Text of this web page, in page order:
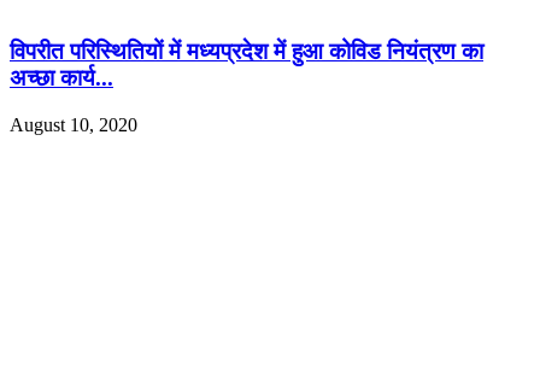
विपरीत परिस्थितियों में मध्यप्रदेश में हुआ कोविड नियंत्रण का
अच्छा कार्य...
August 10, 2020